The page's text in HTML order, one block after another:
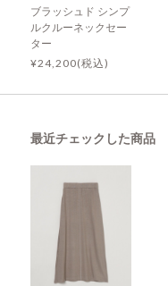
ブラッシュド シンプ
ルクルーネックセー
ター
¥24,200(税込)
最近チェックした商品